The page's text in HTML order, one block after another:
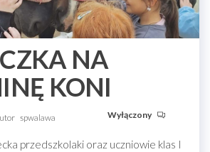
NA
KONI
spwalawa Wyłączony
przedszkolaki oraz uczniowie klas I